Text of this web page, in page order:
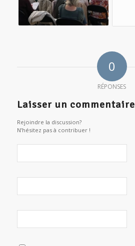
0
RÉPONSES
Laisser un commentaire
Rejoindre la discussion?
N’hésitez pas à contribuer !